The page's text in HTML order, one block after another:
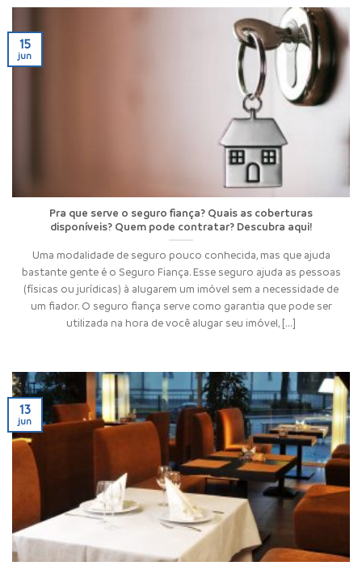
Pra que serve o seguro fiança? Quais as coberturas
disponíveis? Quem pode contratar? Descubra aqui!
Uma modalidade de seguro pouco conhecida, mas que ajuda
bastante gente é o Seguro Fiança. Esse seguro ajuda as pessoas
(físicas ou jurídicas) à alugarem um imóvel sem a necessidade de
um fiador. O seguro fiança serve como garantia que pode ser
utilizada na hora de você alugar seu imóvel, [...]
15
jun
13
jun